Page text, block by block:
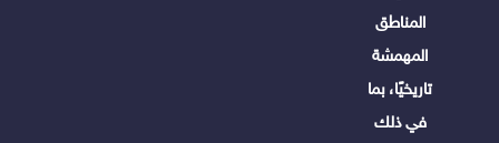
المناطق
المهمشة
تاريخيًا، بما
في ذلك